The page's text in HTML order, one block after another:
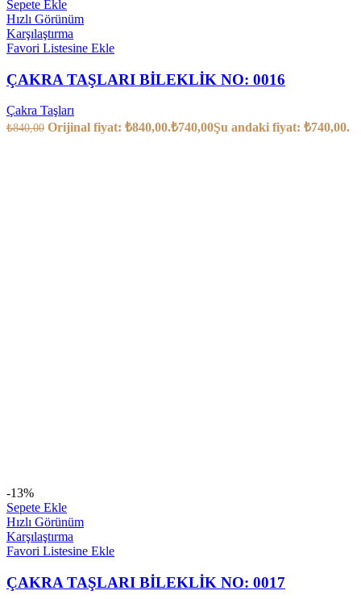
Sepete Ekle
Hızlı Görünüm
Karşılaştırma
Favori Listesine Ekle
ÇAKRA TAŞLARI BİLEKLİK NO: 0016
Çakra Taşları
₺840,00 Orijinal fiyat: ₺840,00.₺740,00Şu andaki fiyat: ₺740,00.
-13%
Sepete Ekle
Hızlı Görünüm
Karşılaştırma
Favori Listesine Ekle
ÇAKRA TAŞLARI BİLEKLİK NO: 0017